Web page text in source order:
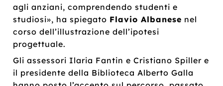
agli anziani, comprendendo studenti e
studiosi», ha spiegato Flavio Albanese nel
corso dell’illustrazione dell’ipotesi
progettuale.
Gli assessori Ilaria Fantin e Cristiano Spiller e
il presidente della Biblioteca Alberto Galla